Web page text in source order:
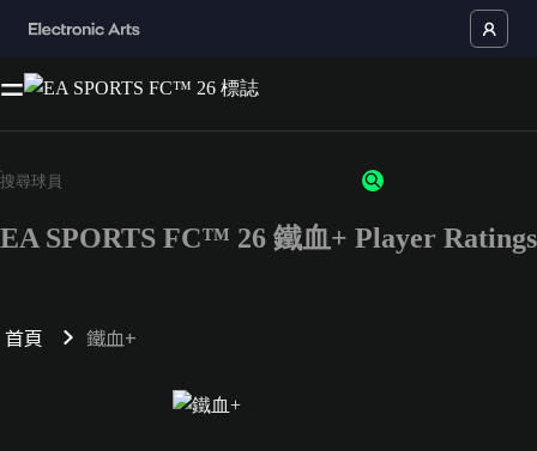
EA SPORTS FC™ 26 鐵血+ Player Ratings
首頁 鐵血+